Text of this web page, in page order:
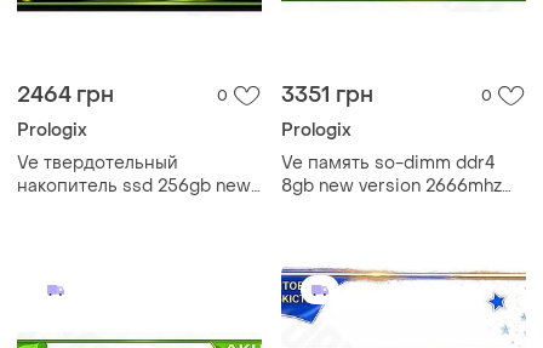
2464 грн 0
Prologix
Ve твердотельный
накопитель ssd 256gb new
3351 грн 0
Prologix
Ve память so-dimm ddr4
8gb new version 2666mhz